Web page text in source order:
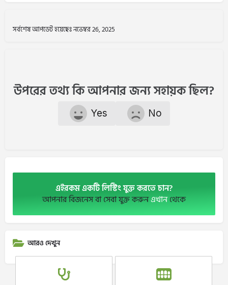
সর্বশেষ আপডেট হয়েছেঃ নভেম্বর 26, 2025
উপরের তথ্য কি আপনার জন্য সহায়ক ছিল?
Yes No
এইরকম একটি লিস্টিং যুক্ত করতে চান?
আপনার বিজনেস বা সেবা যুক্ত করুনএখানথেকে
আরও দেখুন